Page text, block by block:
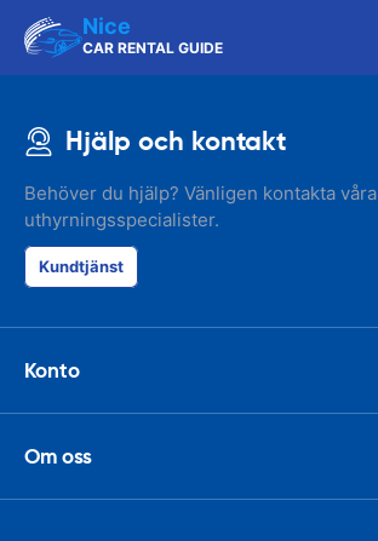
Nice
CAR RENTAL GUIDE
Hjälp och kontakt
Behöver du hjälp? Vänligen kontakta våra
uthyrningsspecialister.
Kundtjänst
Konto
Om oss